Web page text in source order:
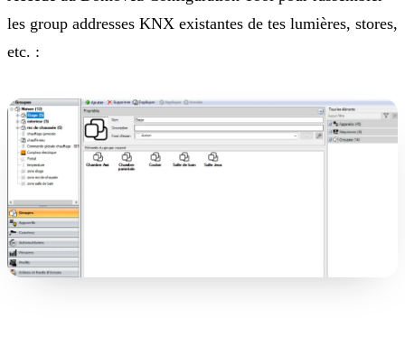
les group addresses KNX existantes de tes lumières, stores,
etc. :